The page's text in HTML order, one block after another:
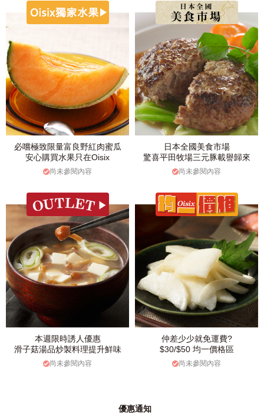
必嚐極致限量富良野紅肉蜜瓜
安心購買水果只在Oisix
尚未參閱內容
日本全國美食市場
驚喜平田牧場三元豚載譽歸來
尚未參閱內容
本週限時誘人優惠
滑子菇湯品炒製料理提升鮮味
尚未參閱內容
仲差少少就免運費?
$30/$50 均一價格區
尚未參閱內容
優惠通知